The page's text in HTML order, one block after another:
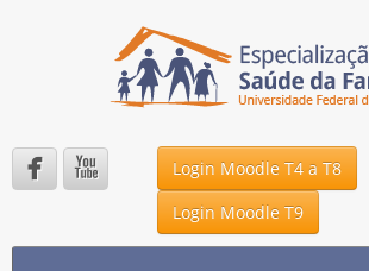

Login Moodle T4 a T8
Login Moodle T9